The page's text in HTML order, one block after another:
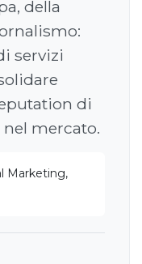
della
servizi
di
mercato.
Marketing,